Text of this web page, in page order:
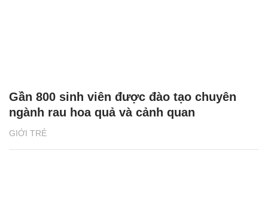
GIỚI TRẺ
Gần 800 sinh viên được đào tạo chuyên
ngành rau hoa quả và cảnh quan